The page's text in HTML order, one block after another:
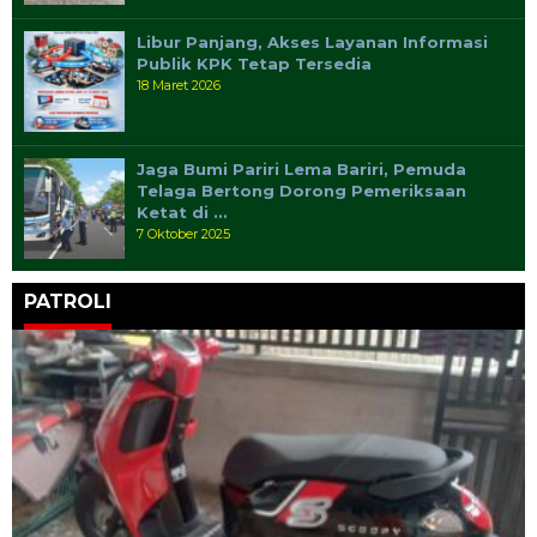
Libur Panjang, Akses Layanan Informasi
Publik KPK Tetap Tersedia
18 Maret 2026
Jaga Bumi Pariri Lema Bariri, Pemuda
Telaga Bertong Dorong Pemeriksaan
Ketat di …
7 Oktober 2025
PATROLI